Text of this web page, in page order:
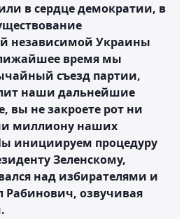
в сердце демократии, в
независимой Украины
время мы
съезд партии,
наши дальнейшие
вы не закроете рот ни
миллиону наших
инициируем процедуру
Зеленскому,
над избирателями и
Рабинович, озвучивая